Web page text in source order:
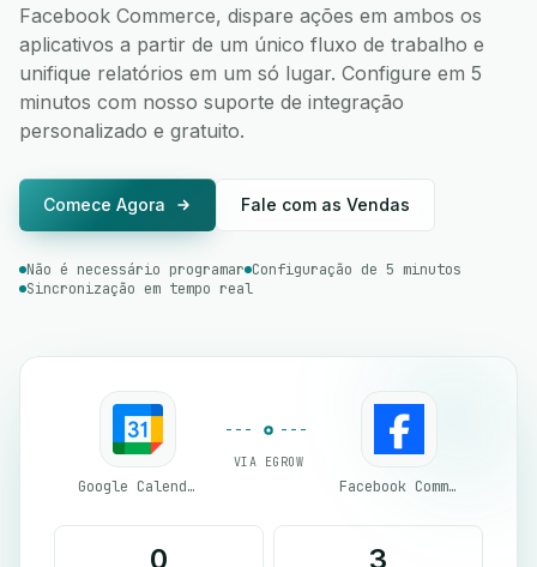
Facebook Commerce, dispare ações em ambos os
aplicativos a partir de um único fluxo de trabalho e
unifique relatórios em um só lugar. Configure em 5
minutos com nosso suporte de integração
personalizado e gratuito.
Comece Agora Fale com as Vendas
Não é necessário programar Configuração de 5 minutos
Sincronização em tempo real
Google Calendar
VIA EGROW
Facebook Commerce
0 3